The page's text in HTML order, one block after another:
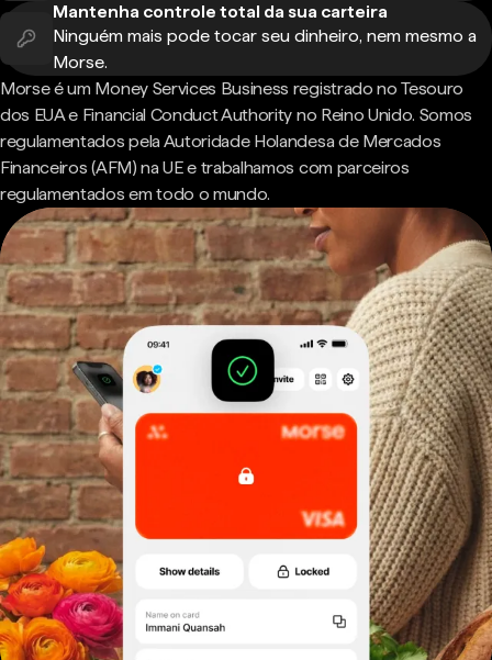
Mantenha controle total da sua carteira
Ninguém mais pode tocar seu dinheiro, nem mesmo a
Morse.
Morse é um Money Services Business registrado no Tesouro
dos EUA e Financial Conduct Authority no Reino Unido. Somos
regulamentados pela Autoridade Holandesa de Mercados
Financeiros (AFM) na UE e trabalhamos com parceiros
regulamentados em todo o mundo.